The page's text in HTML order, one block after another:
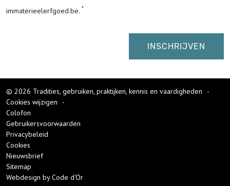
immaterieelerfgoed.be.
© 2026 Tradities, gebruiken, praktijken, kennis en vaardigheden
-
Cookies wijzigen
-
Colofon
Gebruikersvoorwaarden
Privacybeleid
Cookies
Nieuwsbrief
Sitemap
Webdesign by Code d'Or